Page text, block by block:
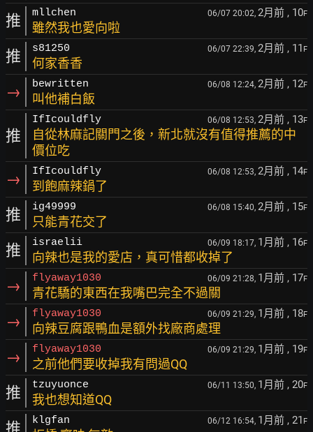
推 mllchen 06/07 20:02, 2月前 , 10F
雖然我也愛向啦
推 s81250 06/07 22:39, 2月前 , 11 F
何家香香
→ bewritten 06/08 12:24, 2月前 , 12F
叫他補白飯
推
IfIcouldfly 06/08 12:53, 2月前 , 13F
自從林麻記關門之後，新北就沒有值得推薦的中
價位吃
→ IfIcouldfly 06/08 12:53, 2月前 , 14F
到飽麻辣鍋了
推 ig49999 06/08 15:40, 2月前 , 15F
只能青花交了
推 israelii 06/09 18:17, 1月前 , 16F
向辣也是我的愛店，真可惜都收掉了
→ flyaway1030 06/09 21:28, 1月前 , 17F
青花驕的東西在我嘴巴完全不過關
→ flyaway1030 06/09 21:29, 1月前 , 18F
向辣豆腐跟鴨血是額外找廠商處理
→ flyaway1030 06/09 21:29, 1月前 , 19F
之前他們要收掉我有問過QQ
推 tzuyuonce 06/11 13:50, 1月前 , 20F
我也想知道QQ
推 klgfan 06/12 16:54, 1月前 , 21 F